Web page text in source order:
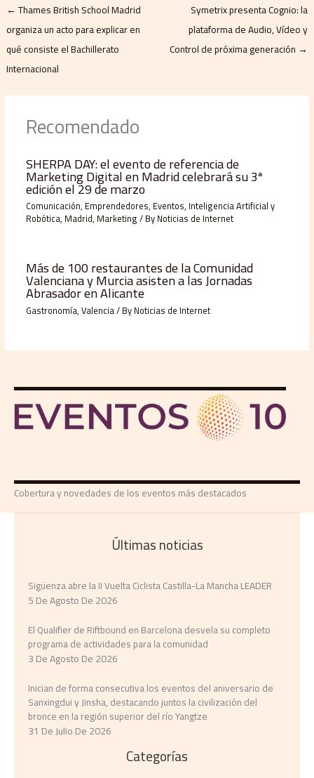
←Thames British School Madrid
organiza un acto para explicar en
qué consiste el Bachillerato
Internacional
Symetrix presenta Cognio: la
plataforma de Audio, Vídeo y
Control de próxima generación →
Recomendado
SHERPA DAY: el evento de referencia de
Marketing Digital en Madrid celebrará su 3ª
edición el 29 de marzo
Comunicación, Emprendedores, Eventos, Inteligencia Artificial y
Robótica, Madrid, Marketing/ ByNoticias de Internet
Más de 100 restaurantes de la Comunidad
Valenciana y Murcia asisten a las Jornadas
Abrasador en Alicante
Gastronomía,Valencia/ ByNoticias de Internet
Cobertura y novedades de los eventos más destacados
Últimas noticias
Sigüenza abre la II Vuelta Ciclista Castilla-La Mancha LEADER
5 De Agosto De 2026
El Qualifier de Riftbound en Barcelona desvela su completo
programa de actividades para la comunidad
3 De Agosto De 2026
Inician de forma consecutiva los eventos del aniversario de
Sanxingdui y Jinsha, destacando juntos la civilización del
bronce en la región superior del río Yangtze
31 De Julio De 2026
Categorías